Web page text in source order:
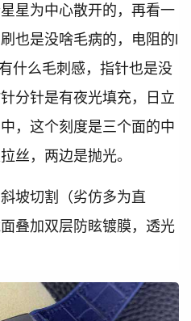
星为中心散开的，再看一
也是没啥毛病的，电阻的l
什么毛刺感，指针也是没
分针是有夜光填充，日立
，这个刻度是三个面的中
丝，两边是抛光。
坡切割（劣仿多为直
叠加双层防眩镀膜，透光